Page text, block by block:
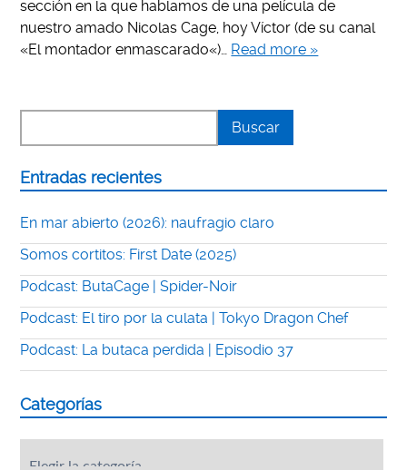
sección en la que hablamos de una película de
nuestro amado Nicolas Cage, hoy Víctor (de su canal
«El montador enmascarado«)… Read more »
Entradas recientes
En mar abierto (2026): naufragio claro
Somos cortitos: First Date (2025)
Podcast: ButaCage | Spider-Noir
Podcast: El tiro por la culata | Tokyo Dragon Chef
Podcast: La butaca perdida | Episodio 37
Categorías